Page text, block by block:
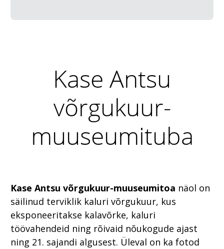
Kase Antsu
võrgukuur-
muuseumituba
Kase Antsu võrgukuur-muuseumitoa näol on
säilinud terviklik kaluri võrgukuur, kus
eksponeeritakse kalavõrke, kaluri
töövahendeid ning rõivaid nõukogude ajast
ning 21. sajandi algusest. Üleval on ka fotod